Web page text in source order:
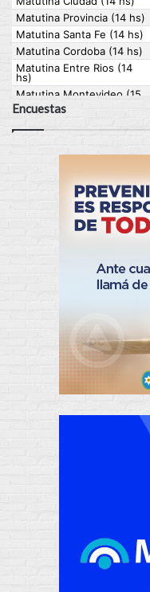
Encuestas